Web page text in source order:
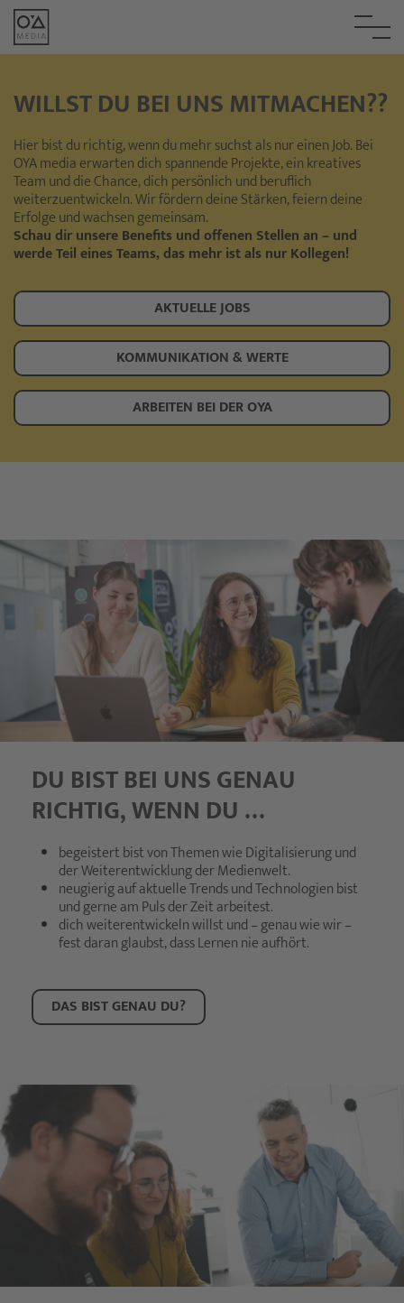
WILLST DU BEI UNS MITMACHEN??
Hier bist du richtig, wenn du mehr suchst als nur einen Job. Bei
OYA media erwarten dich spannende Projekte, ein kreatives
Team und die Chance, dich persönlich und beruflich
weiterzuentwickeln. Wir fördern deine Stärken, feiern deine
Erfolge und wachsen gemeinsam.
Schau dir unsere Benefits und offenen Stellen an – und
werde Teil eines Teams, das mehr ist als nur Kollegen!
AKTUELLE JOBS
KOMMUNIKATION & WERTE
ARBEITEN BEI DER OYA
DU BIST BEI UNS GENAU
RICHTIG, WENN DU …
begeistert bist von Themen wie Digitalisierung und
der Weiterentwicklung der Medienwelt.
neugierig auf aktuelle Trends und Technologien bist
und gerne am Puls der Zeit arbeitest.
dich weiterentwickeln willst und – genau wie wir –
fest daran glaubst, dass Lernen nie aufhört.
DAS BIST GENAU DU?